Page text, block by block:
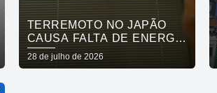
TERREMOTO NO JAPÃO
CAUSA FALTA DE ENERGIA
E INTERROMPE
TRANSPORTE
28 de julho de 2026